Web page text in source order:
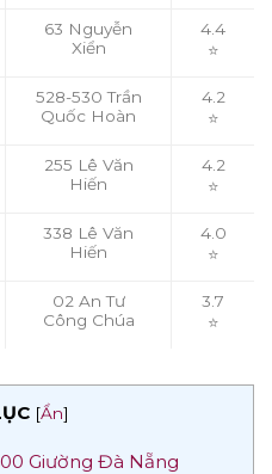
63 Nguyễn
Xiển
4.4
⭐
528-530 Trần
Quốc Hoàn
4.2
⭐
255 Lê Văn
Hiến
4.2
⭐
338 Lê Văn
Hiến
4.0
⭐
02 An Tư
Công Chúa
3.7
⭐
[Ẩn]
Giường Đà Nẵng